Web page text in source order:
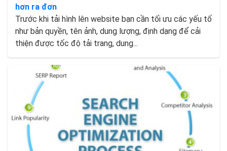
hơn ra đơn
Trước khi tải hình lên website bạn cần tối ưu các yếu tố
như bản quyền, tên ảnh, dung lượng, định dạng để cải
thiện được tốc độ tải trang, dung...